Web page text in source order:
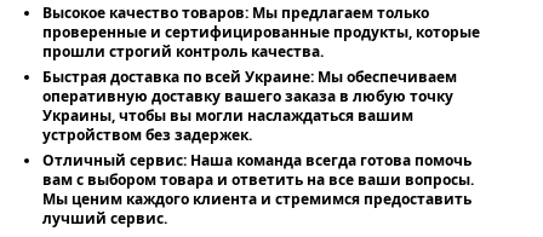
Высокое качество товаров: Мы предлагаем только
проверенные и сертифицированные продукты, которые
прошли строгий контроль качества.
Быстрая доставка по всей Украине: Мы обеспечиваем
оперативную доставку вашего заказа в любую точку
Украины, чтобы вы могли наслаждаться вашим
устройством без задержек.
Отличный сервис: Наша команда всегда готова помочь
вам с выбором товара и ответить на все ваши вопросы.
Мы ценим каждого клиента и стремимся предоставить
лучший сервис.